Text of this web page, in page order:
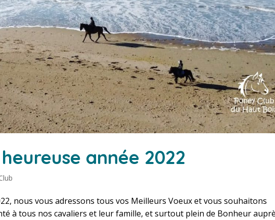
année 2022
nous vous adressons tous vos Meilleurs Voeux et vous souhaitons
à tous nos cavaliers et leur famille, et surtout plein de Bonheur